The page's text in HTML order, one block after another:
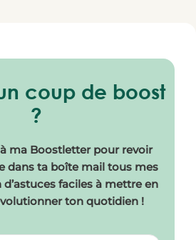
coup de boost
?
ma Boostletter pour revoir
dans ta boîte mail tous mes
faciles à mettre en
ton quotidien !